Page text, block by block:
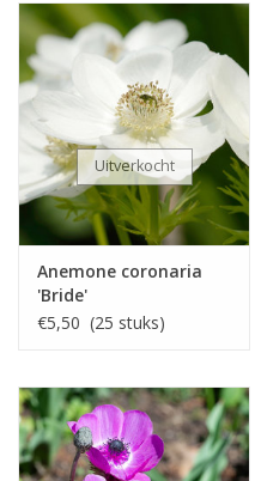
coronaria 'Hollandia' goed
coronaria op zonnige plekjes
in maart, april tot in mei. De
coronaria 'Hollandia' zijn ook
ook binnenshuis van kunt
Officieel vraagt Anemone
stro, om bevriezing te
echter niet meer zoals
temperaturen lager dan -6C.
Uitverkocht
Anemone coronaria
'Bride'
€5,50 (25 stuks)